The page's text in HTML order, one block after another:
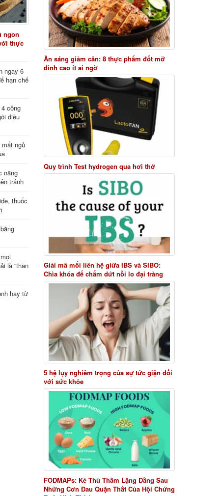
ngon
thực
ngay 6
hạn chế
công
điều
ngủ
năng
tránh
thuốc
là “thần
hay từ
Ăn sáng giảm cân: 8 thực phẩm đốt mỡ
đỉnh cao ít ai ngờ
Quy trình Test hydrogen qua hơi thở
Giải mã mối liên hệ giữa IBS và SIBO:
Chìa khóa để chấm dứt nỗi lo đại tràng
5 hệ lụy nghiêm trọng của sự tức giận đối
với sức khỏe
FODMAPs: Kẻ Thù Thầm Lặng Đằng Sau
Những Cơn Đau Quặn Thắt Của Hội Chứng